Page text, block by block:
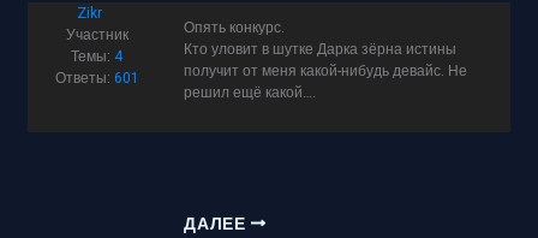
Zikr
Участник
Темы:4
Ответы: 601
Опять конкурс.
Кто уловит в шутке Дарка зёрна истины
получит от меня какой-нибудь девайс. Не
решил ещё какой….
ДАЛЕЕ